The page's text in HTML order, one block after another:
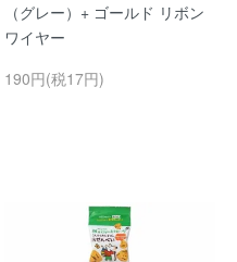
（グレー）+ ゴールド リボン
ワイヤー
190円(税17円)